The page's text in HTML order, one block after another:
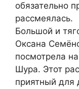
обязательно
рассмеялась.
Большой и
Оксана
посмотрела
Шура. Этот
приятный для